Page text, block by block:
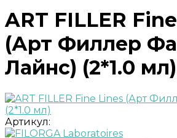
ART FILLER
(Арт Филлер
Лайнс) (2*1.0 мл)
Артикул: